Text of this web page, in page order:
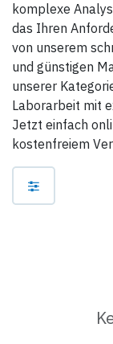
komplexe
das Ihren
von unserem
und günstigen
unserer
Laborarbeit mit
Jetzt einfach
kostenfreiem